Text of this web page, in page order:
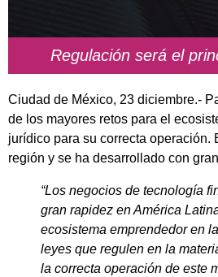
Regulación será el
Ciudad de México, 23 diciembre.-
de los mayores retos para el
jurídico para su correcta
región y se ha desarrollado con
“Los negocios de tecnología
gran rapidez en América
ecosistema emprendedor en
leyes que regulen en la
la correcta operación de este